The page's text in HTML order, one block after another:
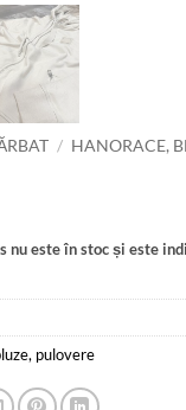
/ HANORACE,
nu este în stoc și este
pulovere